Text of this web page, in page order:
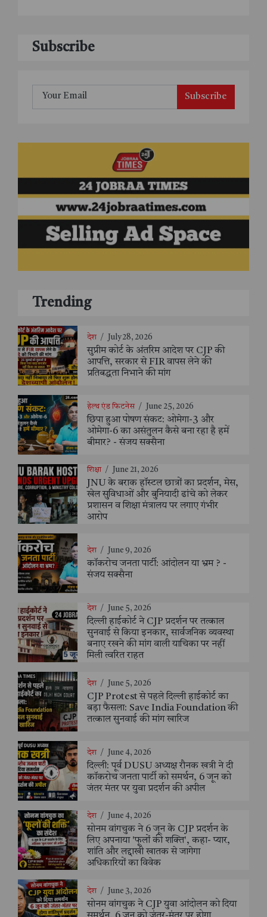
Subscribe
Subscribe
Trending
देश / July 28, 2026
सुप्रीम कोर्ट के अंतरिम आदेश पर CJP की
आपत्ति, सरकार से FIR वापस लेने की
प्रतिबद्धता निभाने की मांग
हेल्थ एंड फिटनेस / June 25, 2026
छिपा हुआ पोषण संकट: ओमेगा-3 और
ओमेगा-6 का असंतुलन कैसे बना रहा है हमें
बीमार? - संजय सक्सैना
शिक्षा / June 21, 2026
JNU के बराक हॉस्टल छात्रों का प्रदर्शन, मेस,
खेल सुविधाओं और बुनियादी ढांचे को लेकर
प्रशासन व शिक्षा मंत्रालय पर लगाए गंभीर
आरोप
देश / June 9, 2026
कॉकरोच जनता पार्टी: आंदोलन या भ्रम ? -
संजय सक्सैना
देश / June 5, 2026
दिल्ली हाईकोर्ट ने CJP प्रदर्शन पर तत्काल
सुनवाई से किया इनकार, सार्वजनिक व्यवस्था
बनाए रखने की मांग वाली याचिका पर नहीं
मिली त्वरित राहत
देश / June 5, 2026
CJP Protest से पहले दिल्ली हाईकोर्ट का
बड़ा फैसला: Save India Foundation की
तत्काल सुनवाई की मांग खारिज
देश / June 4, 2026
दिल्ली: पूर्व DUSU अध्यक्ष रौनक खत्री ने दी
कॉकरोच जनता पार्टी को समर्थन, 6 जून को
जंतर मंतर पर युवा प्रदर्शन की अपील
देश / June 4, 2026
सोनम वांगचुक ने 6 जून के CJP प्रदर्शन के
लिए अपनाया 'फूलों की शक्ति', कहा- प्यार,
शांति और लद्दाखी खातक से जागेगा
अधिकारियों का विवेक
देश / June 3, 2026
सोनम वांगचुक ने CJP युवा आंदोलन को दिया